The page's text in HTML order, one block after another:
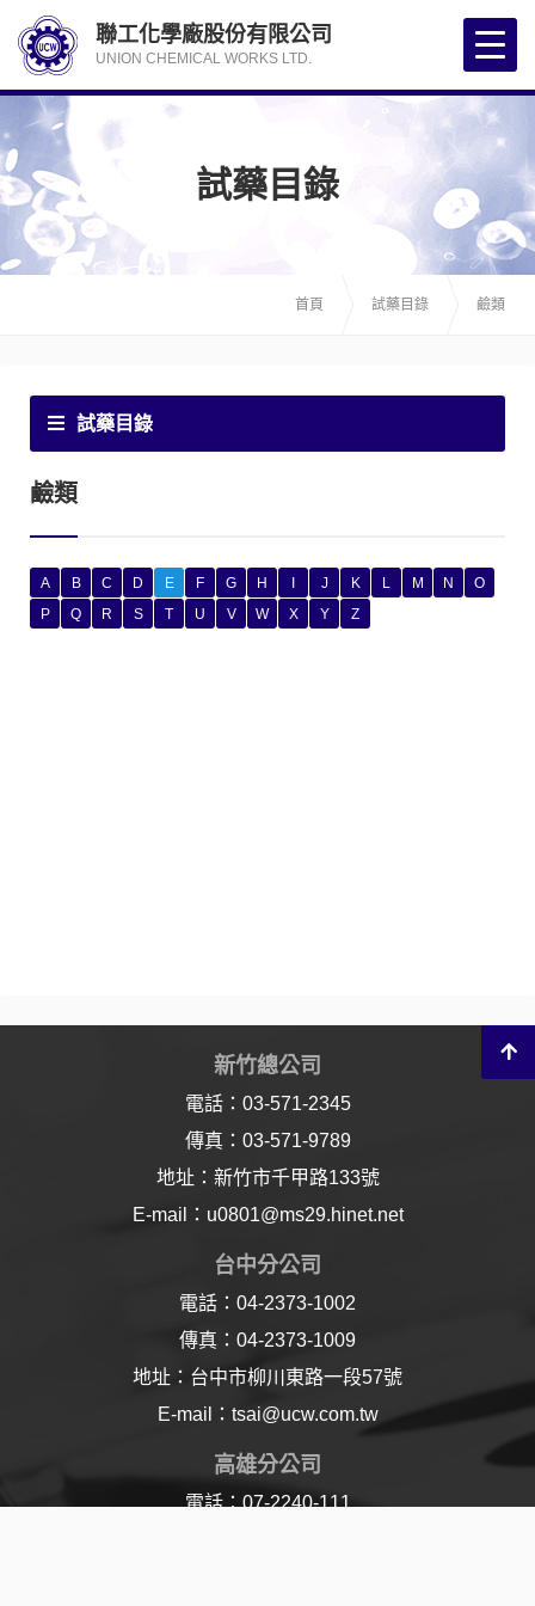
試藥目錄
首頁 試藥目錄 鹼類
試藥目錄
鹼類
A B C D E F G H J K L M N
O
P
Q R S T U V W X Y Z
新竹總公司
電話：03-571-2345
傳真：03-571-9789
地址：新竹市千甲路133號
E-mail：u0801@ms29.hinet.net
台中分公司
電話：04-2373-1002
傳真：04-2373-1009
地址：台中市柳川東路一段57號
E-mail：tsai@ucw.com.tw
高雄分公司
電話：07-2240-111
聯工化學廠股份有限公司
UNION CHEMICAL WORKS LTD.